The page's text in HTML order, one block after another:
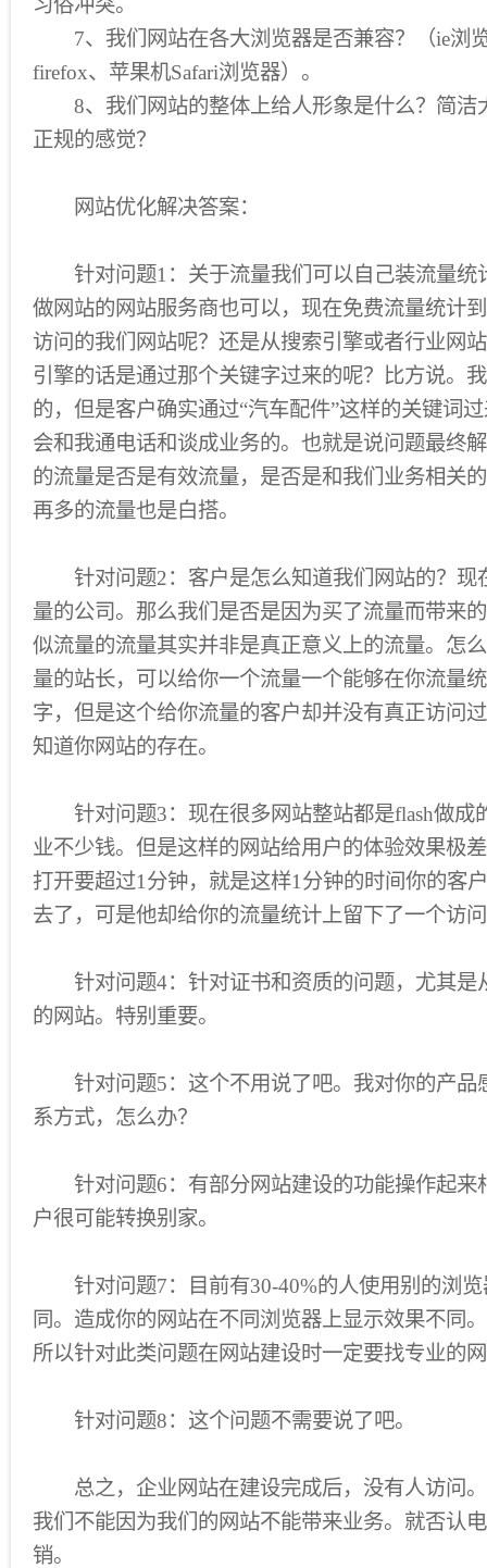
习俗冲突。
7、我们网站在各大浏览器是否兼容？（ie浏览
firefox、苹果机Safari浏览器）。
8、我们网站的整体上给人形象是什么？简洁
正规的感觉？
网站优化解决答案：
针对问题1：关于流量我们可以自己装流量统
做网站的网站服务商也可以，现在免费流量统计
访问的我们网站呢？还是从搜索引擎或者行业网
引擎的话是通过那个关键字过来的呢？比方说。
的，但是客户确实通过“汽车配件”这样的关键词
会和我通电话和谈成业务的。也就是说问题最终
的流量是否是有效流量，是否是和我们业务相关
再多的流量也是白搭。
针对问题2：客户是怎么知道我们网站的？现
量的公司。那么我们是否是因为买了流量而带来
似流量的流量其实并非是真正意义上的流量。怎
量的站长，可以给你一个流量一个能够在你流量
字，但是这个给你流量的客户却并没有真正访问
知道你网站的存在。
针对问题3：现在很多网站整站都是flash做成
业不少钱。但是这样的网站给用户的体验效果极
打开要超过1分钟，就是这样1分钟的时间你的客
去了，可是他却给你的流量统计上留下了一个访
针对问题4：针对证书和资质的问题，尤其是
的网站。特别重要。
针对问题5：这个不用说了吧。我对你的产品
系方式，怎么办？
针对问题6：有部分网站建设的功能操作起来
户很可能转换别家。
针对问题7：目前有30-40%的人使用别的浏览
同。造成你的网站在不同浏览器上显示效果不同
所以针对此类问题在网站建设时一定要找专业的
针对问题8：这个问题不需要说了吧。
总之，企业网站在建设完成后，没有人访问。
我们不能因为我们的网站不能带来业务。就否认
销。